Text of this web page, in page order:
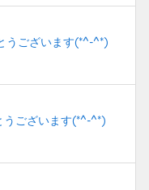
ございます(*^-^*)
ございます(*^-^*)